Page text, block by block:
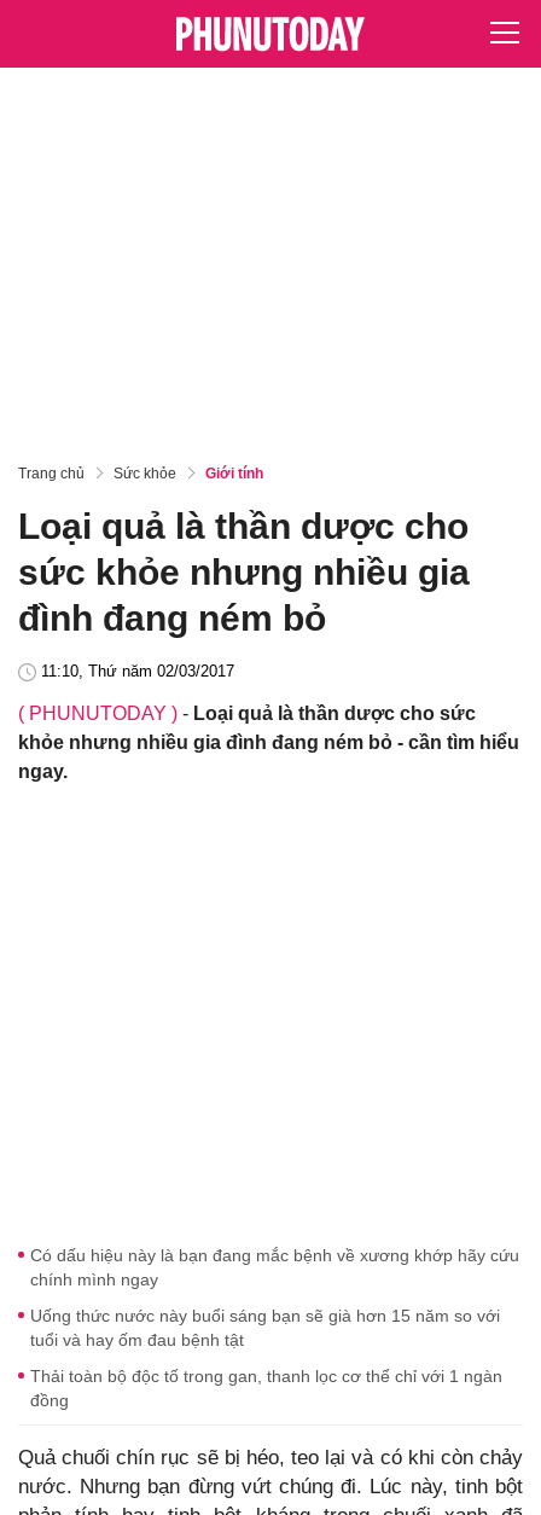
Trang chủ Sức khỏe Giới tính
Loại quả là thần dược cho
sức khỏe nhưng nhiều gia
đình đang ném bỏ
11:10, Thứ năm 02/03/2017
( PHUNUTODAY ) - Loại quả là thần dược cho sức
khỏe nhưng nhiều gia đình đang ném bỏ - cần tìm hiểu
ngay.
Có dấu hiệu này là bạn đang mắc bệnh về xương khớp hãy cứu
chính mình ngay
Uống thức nước này buổi sáng bạn sẽ già hơn 15 năm so với
tuổi và hay ốm đau bệnh tật
Thải toàn bộ độc tố trong gan, thanh lọc cơ thể chỉ với 1 ngàn
đồng
Quả chuối chín rục sẽ bị héo, teo lại và có khi còn chảy
nước. Nhưng bạn đừng vứt chúng đi. Lúc này, tinh bột